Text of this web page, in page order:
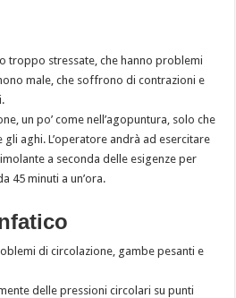
troppo stressate, che hanno problemi
male, che soffrono di contrazioni e
un po’ come nell’agopuntura, solo che
aghi. L’operatore andrà ad esercitare
a seconda delle esigenze per
45 minuti a un’ora.
di circolazione, gambe pesanti e
delle pressioni circolari su punti